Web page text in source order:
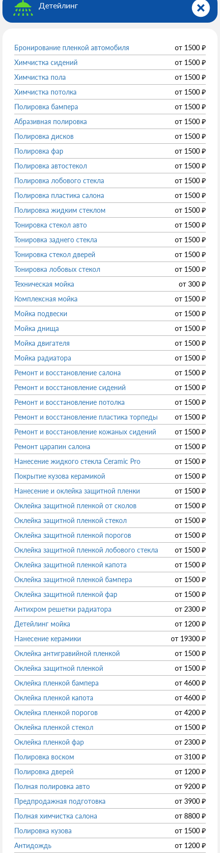
Детейлинг
Бронирование пленкой автомобиля от 1500 ₽
Химчистка сидений
от 1500 ₽
Химчистка пола
от 1500 ₽
Химчистка потолка
от 1500 ₽
Полировка бампера
от 1500 ₽
Абразивная полировка
от 1500 ₽
Полировка дисков
от 1500 ₽
Полировка фар
от 1500 ₽
Полировка автостекол
от 1500 ₽
Полировка лобового стекла
от 1500 ₽
Полировка пластика салона
от 1500 ₽
Полировка жидким стеклом
от 1500 ₽
Тонировка стекол авто
от 1500 ₽
Тонировка заднего стекла
от 1500 ₽
Тонировка стекол дверей
от 1500 ₽
Тонировка лобовых стекол
от 1500 ₽
Техническая мойка
от 300 ₽
Комплексная мойка
от 1500 ₽
Мойка подвески
от 1500 ₽
Мойка днища
от 1500 ₽
Мойка двигателя
от 1500 ₽
Мойка радиатора
от 1500 ₽
Ремонт и восстановление салона
от 1500 ₽
Ремонт и восстановление сидений
от 1500 ₽
Ремонт и восстановление потолка
от 1500 ₽
Ремонт и восстановление пластика торпеды
от 1500 ₽
Ремонт и восстановление кожаных сидений
от 1500 ₽
Ремонт царапин салона
от 1500 ₽
Нанесение жидкого стекла Ceramic Pro
от 1500 ₽
Покрытие кузова керамикой
от 1500 ₽
Нанесение и оклейка защитной пленки
от 1500 ₽
Оклейка защитной пленкой от сколов
от 1500 ₽
Оклейка защитной пленкой стекол
от 1500 ₽
Оклейка защитной пленкой порогов
от 1500 ₽
Оклейка защитной пленкой лобового стекла
от 1500 ₽
Оклейка защитной пленкой капота
от 1500 ₽
Оклейка защитной пленкой бампера
от 1500 ₽
Оклейка защитной пленкой фар
от 1500 ₽
Антихром решетки радиатора
от 2300 ₽
Детейлинг мойка
от 1200 ₽
Нанесение керамики
от 19300 ₽
Оклейка антигравийной пленкой
от 1500 ₽
Оклейка защитной пленкой
от 1500 ₽
Оклейка пленкой бампера
от 4600 ₽
Оклейка пленкой капота
от 4600 ₽
Оклейка пленкой порогов
от 4200 ₽
Оклейка пленкой стекол
от 1500 ₽
Оклейка пленкой фар
от 2300 ₽
Полировка воском
от 3100 ₽
Полировка дверей
от 1200 ₽
Полная полировка авто
от 9200 ₽
Предпродажная подготовка
от 3900 ₽
Полная химчистка салона
от 8800 ₽
Полировка кузова
от 1500 ₽
Антидождь
от 1200 ₽